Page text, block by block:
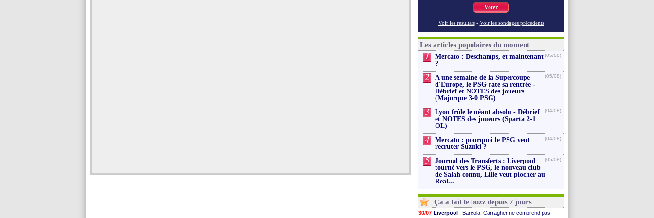
Voter
Voir les resultats - Voir les sondages précédents
Les articles populaires du moment
1
Mercato : Deschamps, et maintenant
?
(05/08)
2
A une semaine de la Supercoupe
d'Europe, le PSG rate sa rentrée -
Débrief et NOTES des joueurs
(Majorque 3-0 PSG)
(05/08)
3
Lyon frôle le néant absolu - Débrief
et NOTES des joueurs (Sparta 2-1
OL)
(04/08)
4
Mercato : pourquoi le PSG veut
recruter Suzuki ?
(04/08)
5
Journal des Transferts : Liverpool
tourné vers le PSG, le nouveau club
de Salah connu, Lille veut piocher au
Real...
(05/08)
Ça a fait le buzz depuis 7 jours
30/07 Liverpool : Barcola, Carragher ne comprend pas